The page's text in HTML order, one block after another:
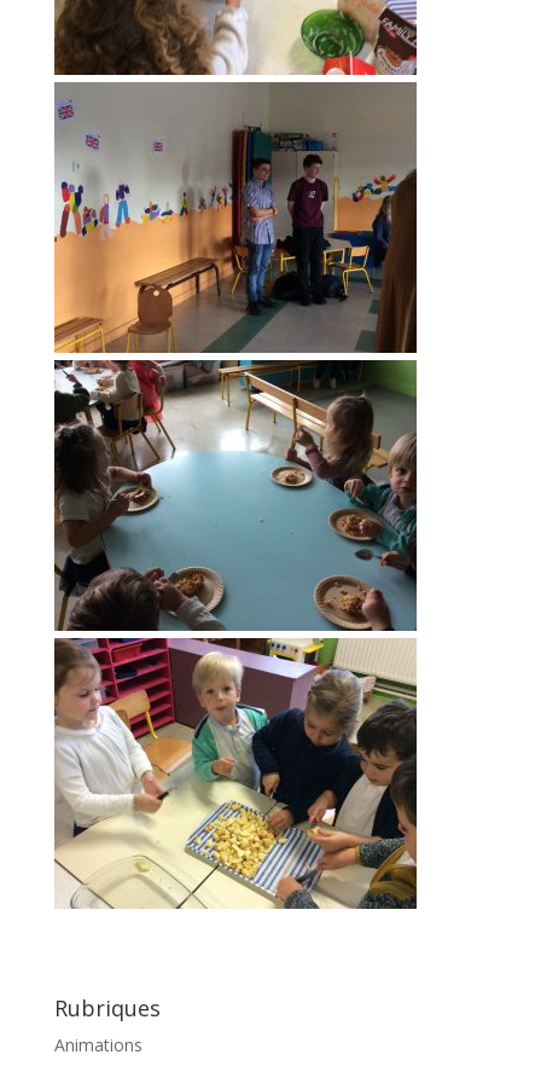
Rubriques
Animations